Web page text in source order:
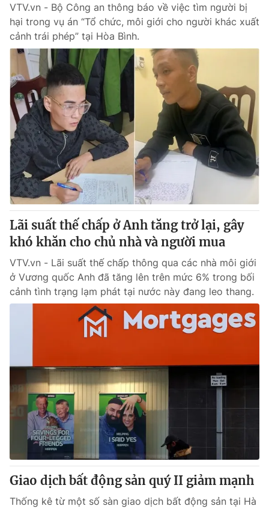
Nguyễn Trọng Ninh
Tổng đài VTV: 024.38 355 931 - 024.38 355 932
Ðiện thoại Thời báo VTV:024.66 897 897
Email:toasoan@vtv.vn
Liên hệ quảng cáo:
024-7300.7108
® Cấm sao chép dưới mọi hình thức nếu không có sự chấp
thông tin từ website này.
VTV.vn - Bộ Công an thông báo về việc tìm người bị
hại trong vụ án “Tổ chức, môi giới cho người khác xuất
cảnh trái phép” tại Hòa Bình.
Lãi suất thế chấp ở Anh tăng trở lại, gây
khó khăn cho chủ nhà và người mua
VTV.vn - Lãi suất thế chấp thông qua các nhà môi giới
ở Vương quốc Anh đã tăng lên trên mức 6% trong bối
cảnh tình trạng lạm phát tại nước này đang leo thang.
Giao dịch bất động sản quý II giảm mạnh
Thống kê từ một số sàn giao dịch bất động sản tại Hà